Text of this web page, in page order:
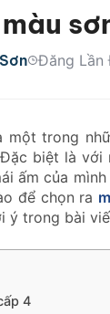
Đăng Lần
một trong
biệt là với
ấm của
để chọn ra
ý trong bài
4